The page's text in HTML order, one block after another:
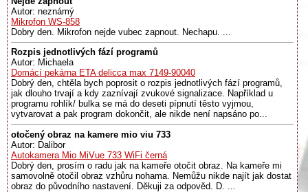
Autor: neznámý
Mikrofon WS-858
Dobry den. Mikrofon nejde vubec zapnout. Nechapu. ...
Rozpis jednotlivých fází programů
Autor: Michaela
Domácí pekárna ETA delicca max 7149-90040
Dobrý den, chtěla bych poprosit o rozpis jednotlivých fází programů,
jak dlouho trvají a kdy zaznívají zvukové signalizace. Například u
programu rohlík/ bulka se má do deseti pípnutí těsto vyjmou,
vytvarovat a pak program dokončit, ale nikde není napsáno po...
otočený obraz na kamere mio viu 733
Autor: Dalibor
Autokamera Mio MiVue 733 WiFi černá
Dobrý den, prosím o radu jak na kameře otočit obraz. Na kameře mi
samovolně otočil obraz vzhůru nohama. Nemůžu nikde najít jak dostat
obraz do původního nastavení. Děkuji za odpověd. D. ...